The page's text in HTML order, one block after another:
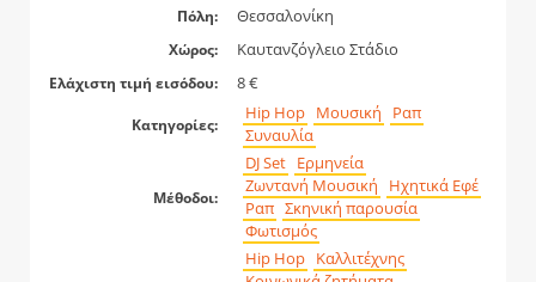
Πόλη: Θεσσαλονίκη
Χώρος: Καυτανζόγλειο Στάδιο
Ελάχιστη τιμή εισόδου: 8 €
Κατηγορίες:
Hip Hop Μουσική
Ραπ
Συναυλία
Μέθοδοι:
DJ Set Ερμηνεία
Ζωντανή Μουσική
Ηχητικά Εφέ
Ραπ Σκηνική παρουσία
Φωτισμός
Hip Hop Καλλιτέχνης